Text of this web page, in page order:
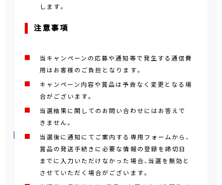
します。
注意事項
当キャンペーンの応募や通知等で発生する通信費
用はお客様のご負担となります。
キャンペーン内容や賞品は予告なく変更となる場
合がございます。
当選結果に関してのお問い合わせにはお答えで
きません。
当選後に通知にてご案内する専用フォームから、
賞品の発送手続きに必要な情報の登録を締切日
までに入力いただけなかった場合、当選を無効と
させていただく場合がございます。